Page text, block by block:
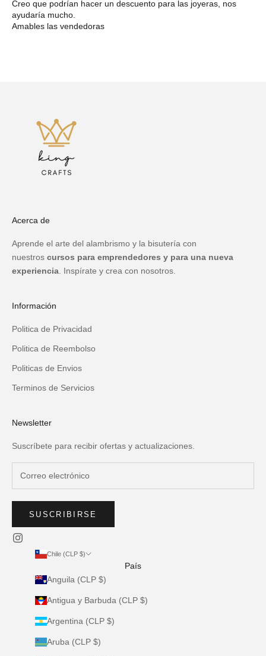
Creo que podrían hacer un descuento para las joyeras, nos
ayudaría mucho.
Amables las vendedoras
Acerca de
Aprende el arte del alambrismo y la bisutería con
nuestros cursos para emprendedores y para una nueva
experiencia . Inspírate y crea con nosotros.
Información
Politica de Privacidad
Politica de Reembolso
Politicas de Envios
Terminos de Servicios
Newsletter
Suscríbete para recibir ofertas y actualizaciones.
SUSCRIBIRSE
Chile (CLP $)
País
Anguila (CLP $)
Antigua y Barbuda (CLP $)
Argentina (CLP $)
Aruba (CLP $)